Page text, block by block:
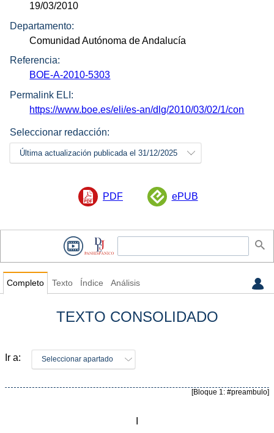
19/03/2010
Departamento:
Comunidad Autónoma de Andalucía
Referencia:
BOE-A-2010-5303
Permalink ELI:
https://www.boe.es/eli/es-an/dlg/2010/03/02/1/con
Seleccionar redacción:
Última actualización publicada el 31/12/2025
PDF ePUB
Completo Texto Índice Análisis
TEXTO CONSOLIDADO
Ir a: Seleccionar apartado
[Bloque 1: #preambulo]